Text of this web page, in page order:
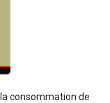
consommation de